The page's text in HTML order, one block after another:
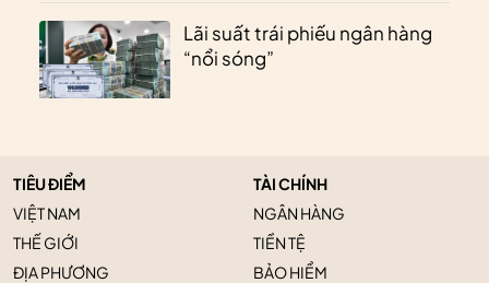
Lãi suất trái phiếu ngân hàng
“nổi sóng”
TIÊU ĐIỂM
VIỆT NAM
THẾ GIỚI
ĐỊA PHƯƠNG
TÀI CHÍNH
NGÂN HÀNG
TIỀN TỆ
BẢO HIỂM